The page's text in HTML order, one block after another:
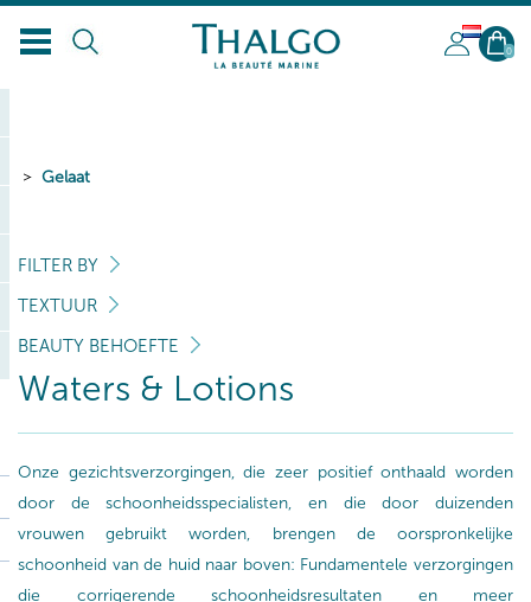
NL
0
Gelaat
FILTER BY
TEXTUUR
BEAUTY BEHOEFTE
Waters & Lotions
Onze gezichtsverzorgingen, die zeer positief onthaald worden
door de schoonheidsspecialisten, en die door duizenden
vrouwen gebruikt worden, brengen de oorspronkelijke
schoonheid van de huid naar boven: Fundamentele verzorgingen
die corrigerende schoonheidsresultaten en meer